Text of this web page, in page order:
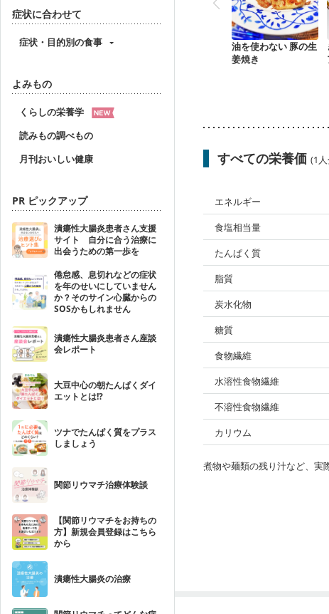
症状に合わせて
症状・目的別の食事
よみもの
くらしの栄養学
読みもの調べもの
月刊おいしい健康
PR ピックアップ
潰瘍性大腸炎患者さん支援
サイト 自分に合う治療に
出会うための第一歩を
倦怠感、息切れなどの症状
を年のせいにしていません
か？そのサイン心臓からの
SOSかもしれません
潰瘍性大腸炎患者さん座談
会レポート
大豆中心の朝たんぱくダイ
エットとは!?
ツナでたんぱく質をプラス
しましょう
関節リウマチ治療体験談
【関節リウマチをお持ちの
方】新規会員登録はこちら
から
潰瘍性大腸炎の治療
油を使わない 豚の生
姜焼き
すべての栄養価 (1
エネルギー
食塩相当量
たんぱく質
脂質
炭水化物
糖質
食物繊維
水溶性食物繊維
不溶性食物繊維
カリウム
煮物や麺類の残り汁など、実